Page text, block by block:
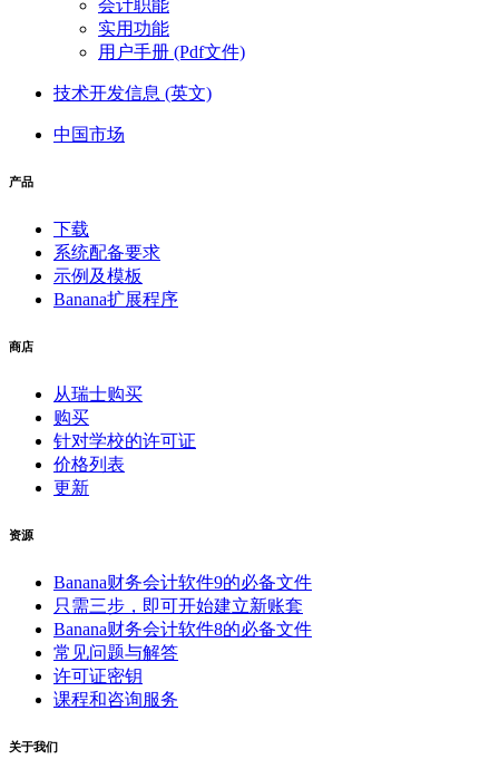
会计职能
实用功能
用户手册 (Pdf文件)
技术开发信息 (英文)
中国市场
产品
下载
系统配备要求
示例及模板
Banana扩展程序
商店
从瑞士购买
购买
针对学校的许可证
价格列表
更新
资源
Banana财务会计软件9的必备文件
只需三步，即可开始建立新账套
Banana财务会计软件8的必备文件
常见问题与解答
许可证密钥
课程和咨询服务
关于我们